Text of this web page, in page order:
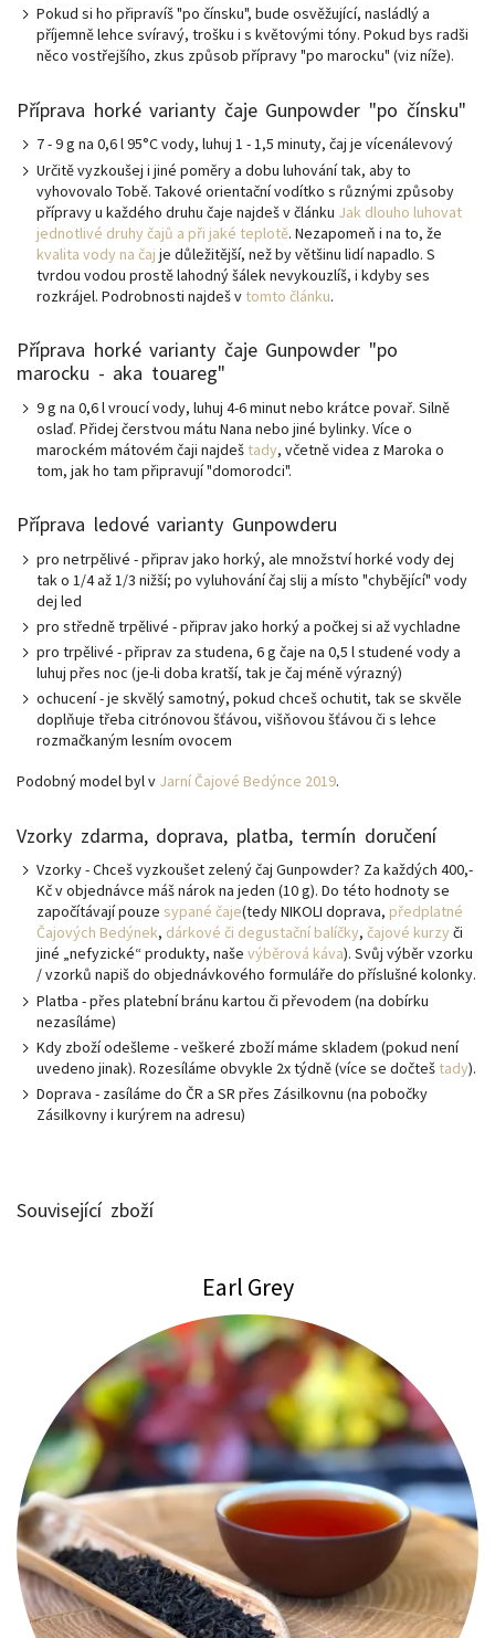
Pokud si ho připravíš "po čínsku", bude osvěžující, nasládlý a
příjemně lehce svíravý, trošku i s květovými tóny. Pokud bys radši
něco vostřejšího, zkus způsob přípravy "po marocku" (viz níže).
Příprava horké varianty čaje Gunpowder "po čínsku"
7 - 9 g na 0,6 l 95°C vody, luhuj 1 - 1,5 minuty, čaj je vícenálevový
Určitě vyzkoušej i jiné poměry a dobu luhování tak, aby to
vyhovovalo Tobě. Takové orientační vodítko s různými způsoby
přípravy u každého druhu čaje najdeš v článku Jak dlouho luhovat
jednotlivé druhy čajů a při jaké teplotě. Nezapomeň i na to, že
kvalita vody na čaj je důležitější, než by většinu lidí napadlo. S
tvrdou vodou prostě lahodný šálek nevykouzlíš, i kdyby ses
rozkrájel. Podrobnosti najdeš v tomto článku.
Příprava horké varianty čaje Gunpowder "po
marocku - aka touareg"
9 g na 0,6 l vroucí vody, luhuj 4-6 minut nebo krátce povař. Silně
oslaď. Přidej čerstvou mátu Nana nebo jiné bylinky. Více o
marockém mátovém čaji najdeš tady, včetně videa z Maroka o
tom, jak ho tam připravují "domorodci".
Příprava ledové varianty Gunpowderu
pro netrpělivé - připrav jako horký, ale množství horké vody dej
tak o 1/4 až 1/3 nižší; po vyluhování čaj slij a místo "chybějící" vody
dej led
pro středně trpělivé - připrav jako horký a počkej si až vychladne
pro trpělivé - připrav za studena, 6 g čaje na 0,5 l studené vody a
luhuj přes noc (je-li doba kratší, tak je čaj méně výrazný)
ochucení - je skvělý samotný, pokud chceš ochutit, tak se skvěle
doplňuje třeba citrónovou šťávou, višňovou šťávou či s lehce
rozmačkaným lesním ovocem
Podobný model byl v Jarní Čajové Bedýnce 2019.
Vzorky zdarma, doprava, platba, termín doručení
Vzorky - Chceš vyzkoušet zelený čaj Gunpowder? Za každých 400,-
Kč v objednávce máš nárok na jeden (10 g). Do této hodnoty se
započítávají pouze sypané čaje(tedy NIKOLI doprava, předplatné
Čajových Bedýnek, dárkové či degustační balíčky,čajové kurzyči
jiné „nefyzické“ produkty, naševýběrová káva). Svůj výběr vzorku
/ vzorků napiš do objednávkového formuláře do příslušné kolonky.
Platba - přes platební bránu kartou či převodem (na dobírku
nezasíláme)
Kdy zboží odešleme - veškeré zboží máme skladem (pokud není
uvedeno jinak). Rozesíláme obvykle 2x týdně (více se dočteš tady).
Doprava - zasíláme do ČR a SR přes Zásilkovnu (na pobočky
Zásilkovny i kurýrem na adresu)
Související zboží
Earl Grey